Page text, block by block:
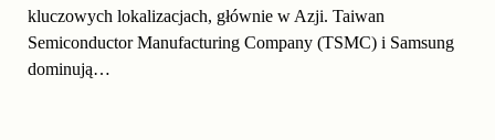
kluczowych lokalizacjach, głównie w Azji. Taiwan
Semiconductor Manufacturing Company (TSMC) i Samsung
dominują…